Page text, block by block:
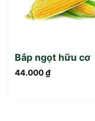
Bắp ngọt hữu cơ
44.000₫